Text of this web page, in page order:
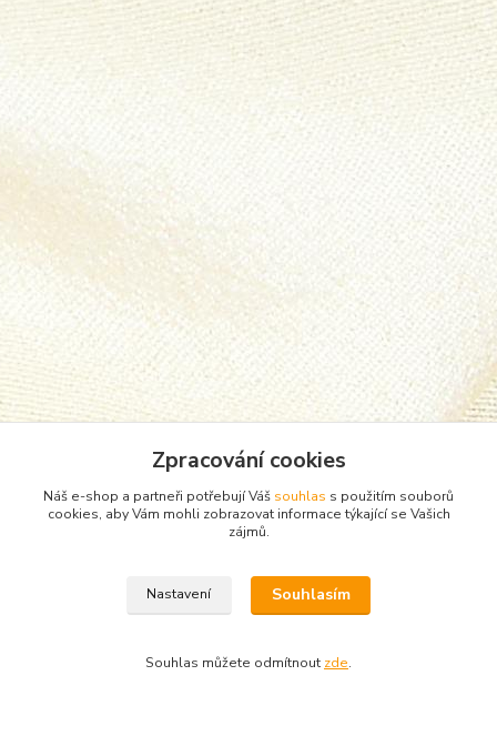
Zboží zařazeno v kategoriích
Punčocháče, silonky, ponožky
Zpracování cookies
Náš e-shop a partneři potřebují Váš souhlas s použitím souborů
cookies, aby Vám mohli zobrazovat informace týkající se Vašich
zájmů.
Nastavení Souhlasím
Souhlas můžete odmítnout zde.